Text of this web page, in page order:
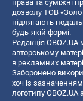
права та суміжні
дозволу ТОВ
підлягають
будь-якій формі.
Редакція
авторському
в рекламних
Заборонено
хоч із
логотипу OBOZ.UA